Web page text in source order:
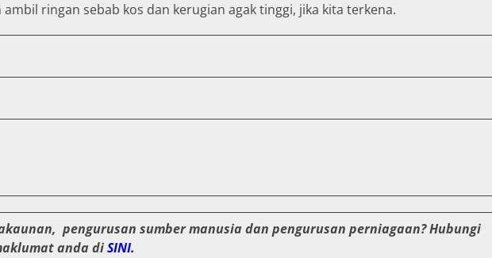
ringan sebab kos dan kerugian agak tinggi, jika kita terkena.
pengurusan sumber manusia dan pengurusan perniagaan? Hubungi
anda diSINI.